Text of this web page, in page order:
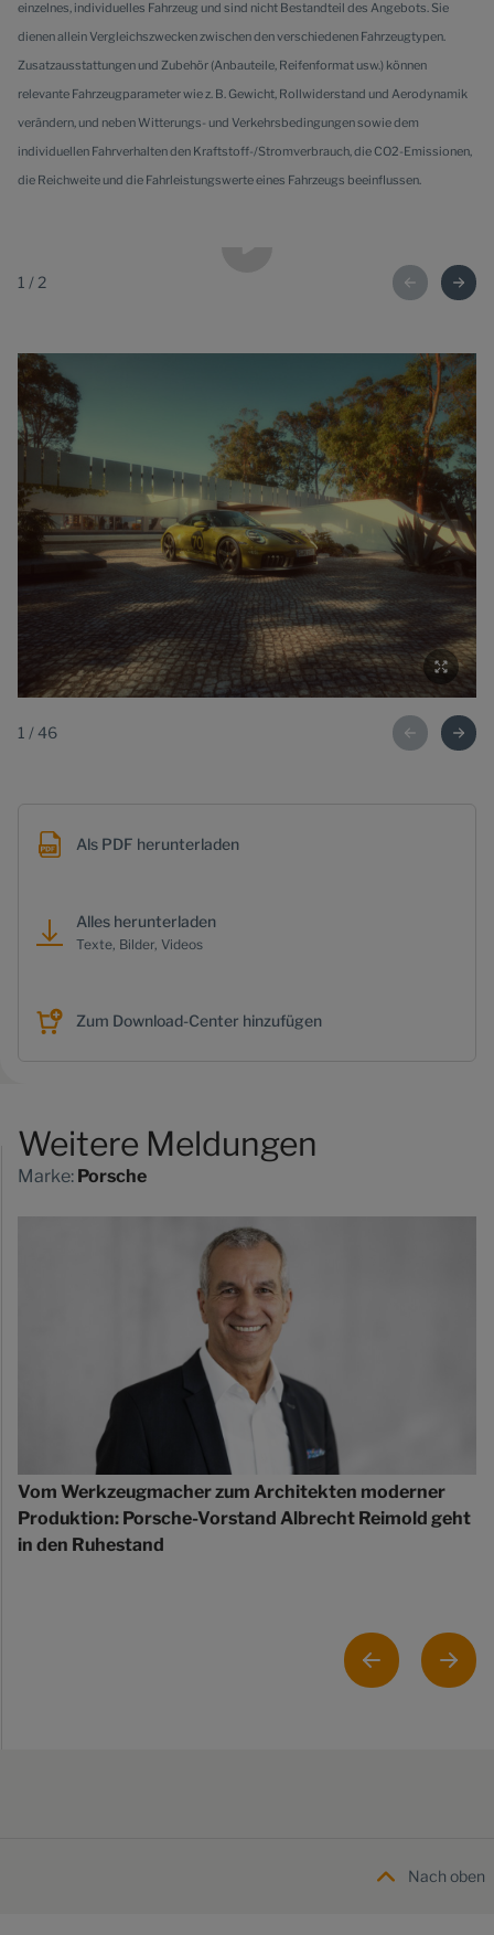
einzelnes, individuelles Fahrzeug und sind nicht Bestandteil des Angebots. Sie
dienen allein Vergleichszwecken zwischen den verschiedenen Fahrzeugtypen.
Zusatzausstattungen und Zubehör (Anbauteile, Reifenformat usw.) können
relevante Fahrzeugparameter wie z. B. Gewicht, Rollwiderstand und Aerodynamik
verändern, und neben Witterungs- und Verkehrsbedingungen sowie dem
individuellen Fahrverhalten den Kraftstoff-/Stromverbrauch, die CO2-Emissionen,
die Reichweite und die Fahrleistungswerte eines Fahrzeugs beeinflussen.
1 / 2
1 /46
Als PDF herunterladen
Alles herunterladen
Texte, Bilder, Videos
Zum Download-Center hinzufügen
Weitere Meldungen
Marke: Porsche
Vom Werkzeugmacher zum Architekten moderner
Produktion: Porsche-Vorstand Albrecht Reimold geht
in den Ruhestand
Nach oben